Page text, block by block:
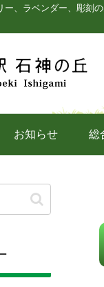
ー、ラベンダー、彫刻
お知らせ 総